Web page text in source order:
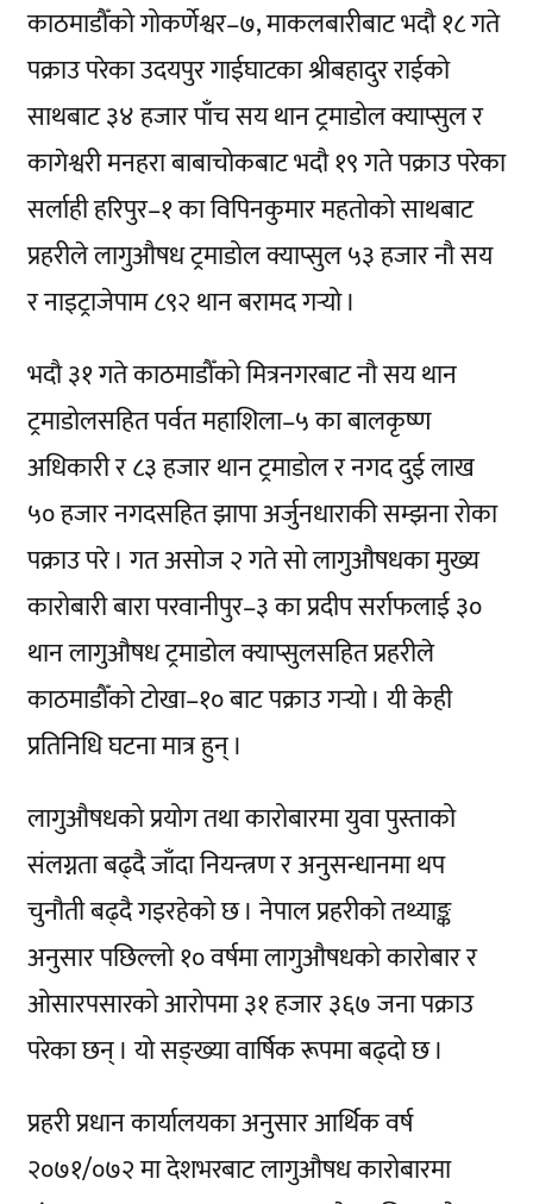
काठमाडौँको गोकर्णेश्वर­–७, माकलबारीबाट भदौ १८ गते
पक्राउ परेका उदयपुर गाईघाटका श्रीबहादुर राईको
साथबाट ३४ हजार पाँच सय थान ट्रमाडोल क्याप्सुल र
कागेश्वरी मनहरा बाबाचोकबाट भदौ १९ गते पक्राउ परेका
सर्लाही हरिपुर–१ का विपिनकुमार महतोको साथबाट
प्रहरीले लागुऔषध ट्रमाडोल क्याप्सुल ५३ हजार नौ सय
र नाइट्राजेपाम ८९२ थान बरामद गर्‍यो ।
भदौ ३१ गते काठमाडौँको मित्रनगरबाट नौ सय थान
ट्रमाडोलसहित पर्वत महाशिला­–५ का बालकृष्ण
अधिकारी र ८३ हजार थान ट्रमाडोल र नगद दुई लाख
५० हजार नगदसहित झापा अर्जुनधाराकी सम्झना रोका
पक्राउ परे । गत असोज २ गते सो लागुऔषधका मुख्य
कारोबारी बारा परवानीपुर–३ का प्रदीप सर्राफलाई ३०
थान लागुऔषध ट्रमाडोल क्याप्सुलसहित प्रहरीले
काठमाडौँको टोखा­–१० बाट पक्राउ गर्‍यो । यी केही
प्रतिनिधि घटना मात्र हुन् ।
लागुऔषधको प्रयोग तथा कारोबारमा युवा पुस्ताको
संलग्नता बढ्दै जाँदा नियन्त्रण र अनुसन्धानमा थप
चुनौती बढ्दै गइरहेको छ । नेपाल प्रहरीको तथ्याङ्क
अनुसार पछिल्लो १० वर्षमा लागुऔषधको कारोबार र
ओसारपसारको आरोपमा ३१ हजार ३६७ जना पक्राउ
परेका छन् । यो सङ्ख्या वार्षिक रूपमा बढ्दो छ ।
प्रहरी प्रधान कार्यालयका अनुसार आर्थिक वर्ष
२०७१/०७२ मा देशभरबाट लागुऔषध कारोबारमा